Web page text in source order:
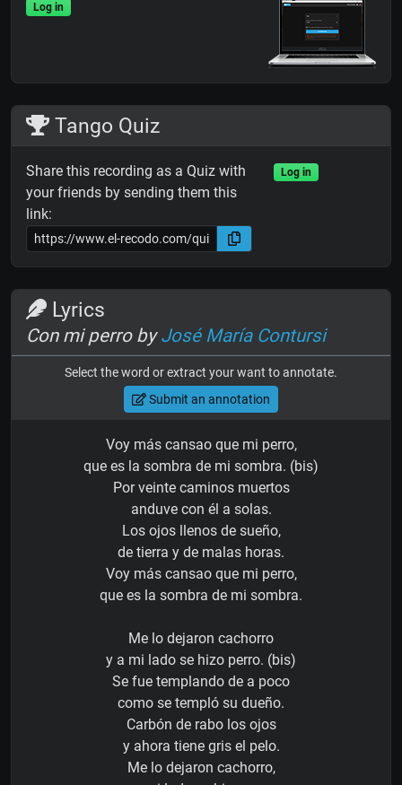
Log in
Tango Quiz
Share this recording as a Quiz with
your friends by sending them this
link:
Log in
Lyrics
Con mi perro byJosé María Contursi
Select the word or extract your want to annotate.
Submit an annotation
Voy más cansao que mi perro,
que es la sombra de mi sombra. (bis)
Por veinte caminos muertos
anduve con él a solas.
Los ojos llenos de sueño,
de tierra y de malas horas.
Voy más cansao que mi perro,
que es la sombra de mi sombra.
Me lo dejaron cachorro
y a mi lado se hizo perro. (bis)
Se fue templando de a poco
como se templó su dueño.
Carbón de rabo los ojos
y ahora tiene gris el pelo.
Me lo dejaron cachorro,